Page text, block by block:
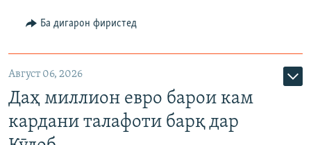
Ба дигарон фиристед
Август 06, 2026
Даҳ миллион евро барои кам
кардани талафоти барқ дар